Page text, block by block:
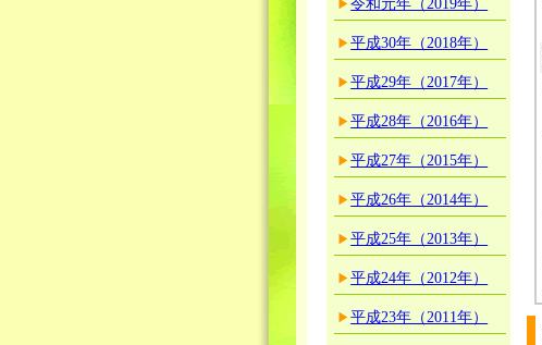
平成30年（2018年）
平成29年（2017年）
平成28年（2016年）
平成27年（2015年）
平成26年（2014年）
平成25年（2013年）
平成24年（2012年）
平成23年（2011年）